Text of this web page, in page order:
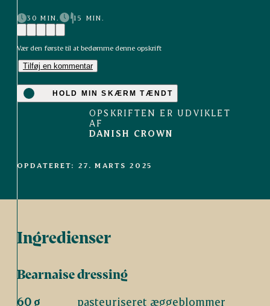
30 MIN. 15 MIN.
Vær den første til at bedømme denne opskrift
Tilføj en kommentar
HOLD MIN SKÆRM TÆNDT
OPSKRIFTEN ER UDVIKLET
AF
DANISH CROWN
OPDATERET: 27. MARTS 2025
Ingredienser
Bearnaise dressing
60 g
pasteuriseret æggeblommer